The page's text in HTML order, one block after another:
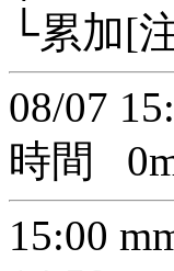
└累加[
08/07
時間
0
15:00